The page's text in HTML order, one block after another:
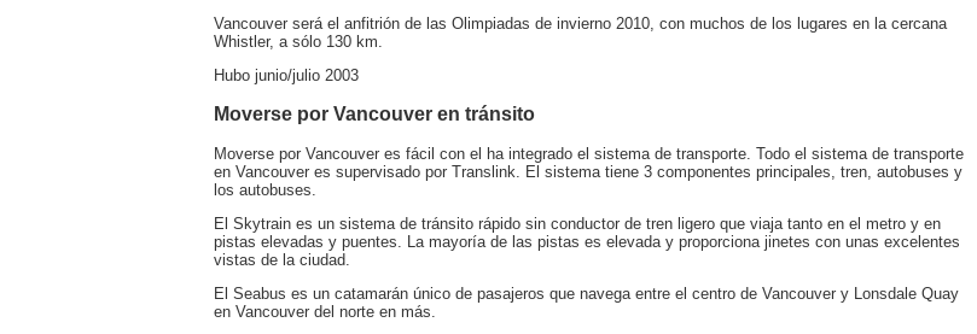
Vancouver será el anfitrión de las Olimpiadas de invierno 2010, con muchos de los lugares en la cercana
Whistler, a sólo 130 km.
Hubo junio/julio 2003
Moverse por Vancouver en tránsito
Moverse por Vancouver es fácil con el ha integrado el sistema de transporte. Todo el sistema de transporte
en Vancouver es supervisado por Translink. El sistema tiene 3 componentes principales, tren, autobuses y
los autobuses.
El Skytrain es un sistema de tránsito rápido sin conductor de tren ligero que viaja tanto en el metro y en
pistas elevadas y puentes. La mayoría de las pistas es elevada y proporciona jinetes con unas excelentes
vistas de la ciudad.
El Seabus es un catamarán único de pasajeros que navega entre el centro de Vancouver y Lonsdale Quay
en Vancouver del norte en más.